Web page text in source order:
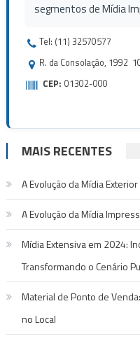
segmentos de Mídia
Tel: (11) 32570577
R. da Consolação, 1992
CEP: 01302-000
MAIS RECENTES
A Evolução da Mídia
A Evolução da Mídia
Mídia Extensiva em 2024:
Transformando o Cenário
Material de Ponto de
no Local